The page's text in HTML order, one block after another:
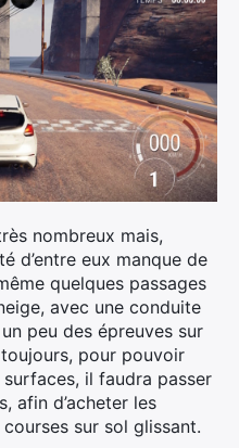
nombreux mais,
d’entre eux manque de
quelques passages
avec une conduite
peu des épreuves sur
pour pouvoir
il faudra passer
afin d’acheter les
sur sol glissant.